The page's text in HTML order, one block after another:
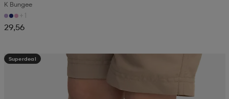
K Bungee
+1
29,56
Superdeal